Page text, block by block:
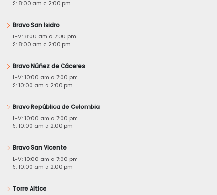
S: 8:00 am a 2:00 pm
Bravo San Isidro
L-V: 8:00 am a 7:00 pm
S: 8:00 am a 2:00 pm
Bravo Núñez de Cáceres
L-V: 10:00 am a 7:00 pm
S: 10:00 am a 2:00 pm
Bravo República de Colombia
L-V: 10:00 am a 7:00 pm
S: 10:00 am a 2:00 pm
Bravo San Vicente
L-V: 10:00 am a 7:00 pm
S: 10:00 am a 2:00 pm
Torre Altice